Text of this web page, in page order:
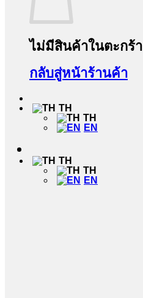
ไม่มีสินค้าในตะกร้า
กลับสู่หน้าร้านค้า
TH
TH
EN
TH
TH
EN